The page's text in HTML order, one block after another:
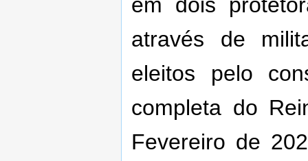
através de
eleitos pelo
completa do
Fevereiro de